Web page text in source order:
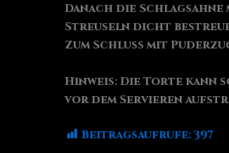
Danach die
Streuseln dicht
Zum Schluss mit
Hinweis: Die Torte kann
vor dem Servieren
Beitragsaufrufe:397